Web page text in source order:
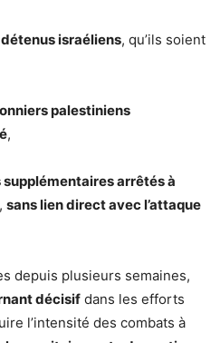
israéliens, qu’ils soient
palestiniens
,
supplémentaires arrêtés à
sans lien direct avec l’attaque
depuis plusieurs semaines,
décisif dans les efforts
l’intensité des combats à